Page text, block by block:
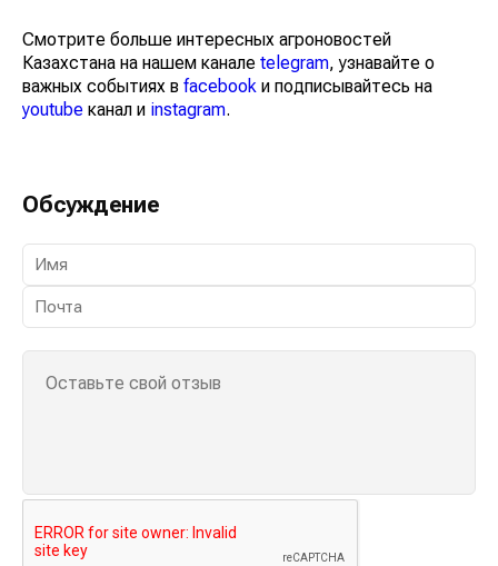
Смотрите больше интересных агроновостей
Казахстана на нашем канале telegram, узнавайте о
важных событиях в facebook и подписывайтесь на
youtube канал и instagram.
Обсуждение